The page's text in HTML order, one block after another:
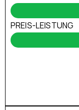
PREIS-LEISTUNG